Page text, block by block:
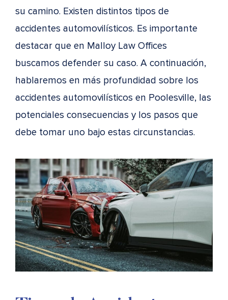
su camino. Existen distintos tipos de
accidentes automovilísticos. Es importante
destacar que en Malloy Law Offices
buscamos defender su caso. A continuación,
hablaremos en más profundidad sobre los
accidentes automovilísticos en Poolesville, las
potenciales consecuencias y los pasos que
debe tomar uno bajo estas circunstancias.